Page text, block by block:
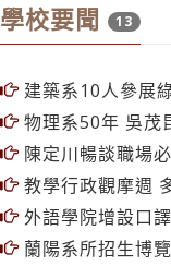
學校要聞 13
建築系10人參展
物理系50年 吳茂
陳定川暢談職場
教學行政觀摩週
外語學院增設口
蘭陽系所招生博